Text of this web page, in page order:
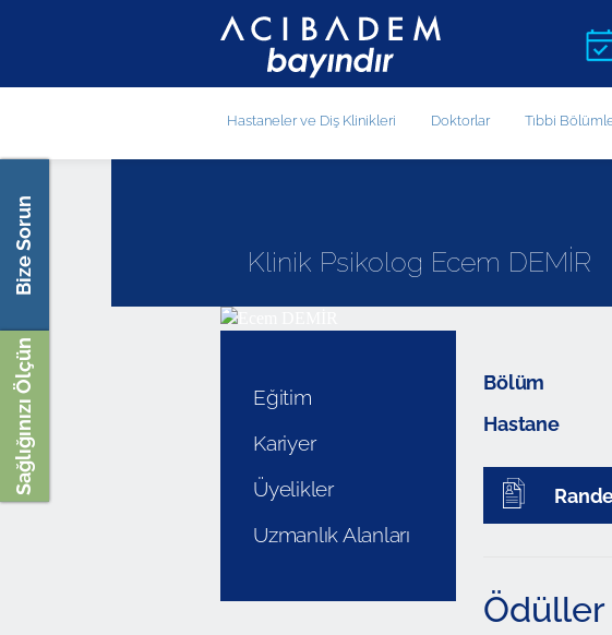
Hastaneler ve Diş Klinikleri Doktorlar Tıbbi
Bize Sorun
Sağlığınızı Ölçün
Klinik Psikolog Ecem DEMİR
Eğitim
Kariyer
Üyelikler
Uzmanlık Alanları
Bölüm
Hastane
Ödüller